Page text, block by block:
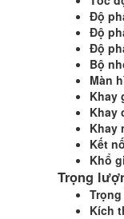
Độ
Độ
Độ
Bộ
Màn
Khay
Khay
Khay
Kết
Khổ
Trọng
Kích